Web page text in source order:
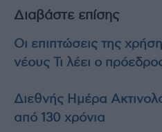
Διαβάστε επίσης
Οι επιπτώσεις της
νέους Τι λέει ο
Διεθνής Ημέρα
από 130 χρόνια